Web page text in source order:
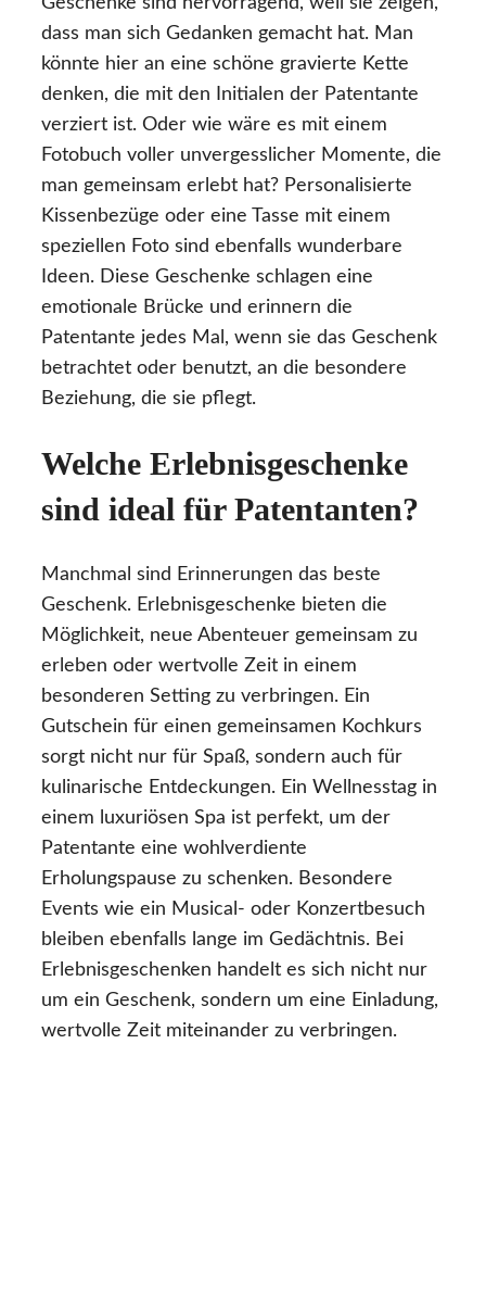
dass man sich Gedanken gemacht hat. Man
könnte hier an eine schöne gravierte Kette
denken, die mit den Initialen der Patentante
verziert ist. Oder wie wäre es mit einem
Fotobuch voller unvergesslicher Momente, die
man gemeinsam erlebt hat? Personalisierte
Kissenbezüge oder eine Tasse mit einem
speziellen Foto sind ebenfalls wunderbare
Ideen. Diese Geschenke schlagen eine
emotionale Brücke und erinnern die
Patentante jedes Mal, wenn sie das Geschenk
betrachtet oder benutzt, an die besondere
Beziehung, die sie pflegt.
Welche Erlebnisgeschenke
sind ideal für Patentanten?
Manchmal sind Erinnerungen das beste
Geschenk. Erlebnisgeschenke bieten die
Möglichkeit, neue Abenteuer gemeinsam zu
erleben oder wertvolle Zeit in einem
besonderen Setting zu verbringen. Ein
Gutschein für einen gemeinsamen Kochkurs
sorgt nicht nur für Spaß, sondern auch für
kulinarische Entdeckungen. Ein Wellnesstag in
einem luxuriösen Spa ist perfekt, um der
Patentante eine wohlverdiente
Erholungspause zu schenken. Besondere
Events wie ein Musical- oder Konzertbesuch
bleiben ebenfalls lange im Gedächtnis. Bei
Erlebnisgeschenken handelt es sich nicht nur
um ein Geschenk, sondern um eine Einladung,
wertvolle Zeit miteinander zu verbringen.